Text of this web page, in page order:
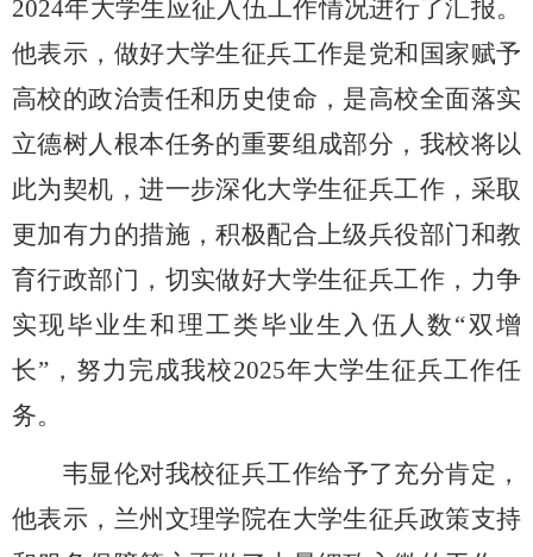
2024年大学生应征入伍工作情况进行了汇报。
他表示，做好大学生征兵工作是党和国家赋予
高校的政治责任和历史使命，是高校全面落实
立德树人根本任务的重要组成部分，我校将以
此为契机，进一步深化大学生征兵工作，采取
更加有力的措施，积极配合上级兵役部门和教
育行政部门，切实做好大学生征兵工作，力争
实现毕业生和 理工类毕业生 入伍 人数“双增
长”，努力完成我校2025年大学生征兵工作任
务。
韦显伦对我校征兵工作给予了充分肯定 ，
他表示，兰州文理学院在大学生征兵政策支持